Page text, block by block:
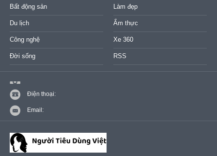
Bất động sản Làm đẹp
Du lịch Ẩm thực
Công nghệ Xe 360
Đời sống RSS
Điện thoại:
Email: